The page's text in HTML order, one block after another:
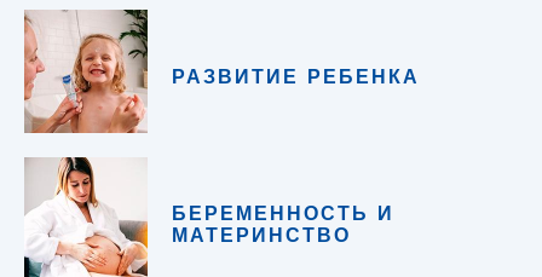
РАЗВИТИЕ РЕБЕНКА
БЕРЕМЕННОСТЬ И
МАТЕРИНСТВО